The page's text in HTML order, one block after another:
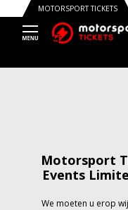
MOTORSPORT TICKETS
Motorsport
Events
We moeten u erop